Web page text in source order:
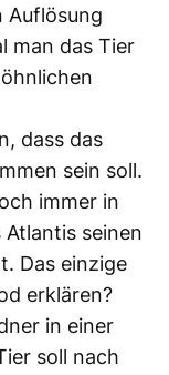
Auflösung
man das Tier
dass das
sein soll.
immer in
seinen
Das einzige
erklären?
in einer
soll nach